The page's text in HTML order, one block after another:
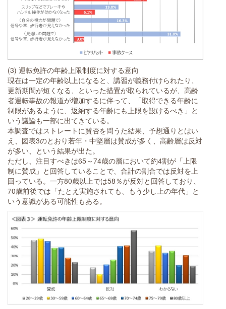
(3) 運転免許の年齢上限制度に対する意向
現在は一定の年齢以上になると、講習が義務付けられたり、
更新期間が短くなる、といった措置が取られているが、高齢
者運転事故の報道が増加するに伴って、「取得できる年齢に
制限があるように、返納する年齢にも上限を設けるべき」と
いう議論も一部に出てきている。
本調査ではストレートに賛否を問うた結果、予想通りとはい
え、図表3のとおり若年・中堅層は賛成が多く、高齢層は反対
が多い、という結果が出た。
ただし、注目すべきは65～74歳の層において約4割が「上限
制に賛成」と回答していることで、合計の割合では反対を上
回っている。一方80歳以上では58％が反対と回答しており、
70歳前後では「たとえ実施されても、もう少し上の年代」と
いう意識がある可能性もある。